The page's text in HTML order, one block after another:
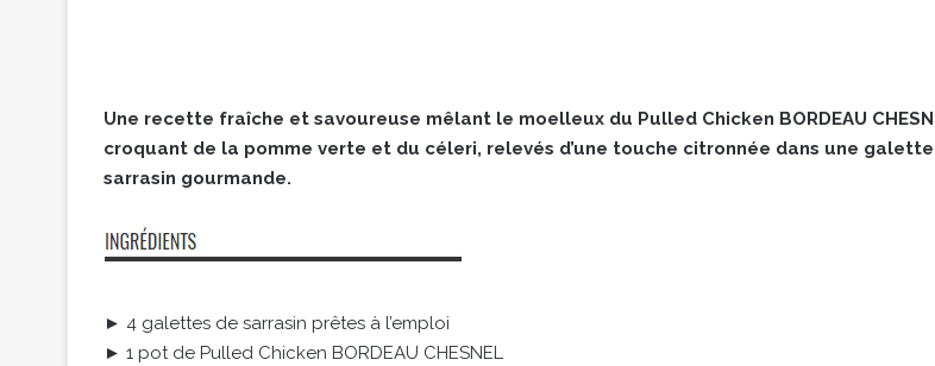
Une recette fraîche et savoureuse mêlant le moelleux du Pulled Chicken BORDEAU
croquant de la pomme verte et du céleri, relevés d’une touche citronnée dans une
sarrasin gourmande.
► 4 galettes de sarrasin prêtes à l’emploi
► 1 pot de Pulled Chicken BORDEAU CHESNEL